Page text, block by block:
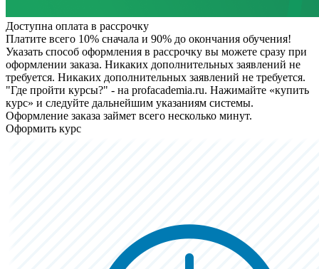
Доступна оплата в рассрочку
Платите всего 10% сначала и 90% до окончания обучения!
Указать способ оформления в рассрочку вы можете сразу при
оформлении заказа. Никаких дополнительных заявлений не
требуется. Никаких дополнительных заявлений не требуется.
"Где пройти курсы?" - на profacademia.ru. Нажимайте «купить
курс» и следуйте дальнейшим указаниям системы.
Оформление заказа займет всего несколько минут.
Оформить курс